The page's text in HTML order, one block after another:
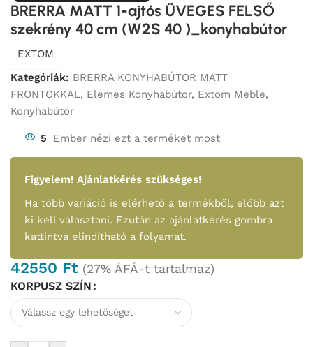
BRERRA MATT 1-ajtós ÜVEGES FELSŐ
szekrény 40 cm (W2S 40 )_konyhabútor
EXTOM
Kategóriák: BRERRA KONYHABÚTOR MATT
FRONTOKKAL, Elemes Konyhabútor, Extom Meble,
Konyhabútor
5 Ember nézi ezt a terméket most
Figyelem! Ajánlatkérés szükséges!
Ha több variáció is elérhető a termékből, előbb azt
ki kell választani. Ezután az ajánlatkérés gombra
kattintva elindítható a folyamat.
42550 Ft (27% ÁFÁ-t tartalmaz)
KORPUSZ SZÍN